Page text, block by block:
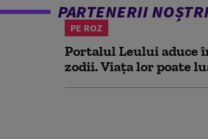
PARTENERII
PE ROZ
Portalul Leului aduce
zodii. Viața lor poate